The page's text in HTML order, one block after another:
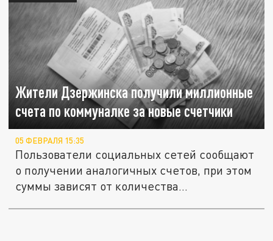
Жители Дзержинска получили миллионные
счета по коммуналке за новые счетчики
05 ФЕВРАЛЯ 15:35
Пользователи социальных сетей сообщают
о получении аналогичных счетов, при этом
суммы зависят от количества...